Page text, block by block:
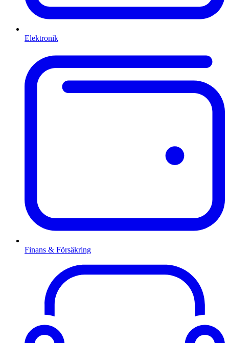
Elektronik
Finans & Försäkring